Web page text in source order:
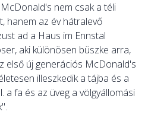
nem csak a téli
hanem az év hátralevő
ad a Haus im Ennstal
aki különösen büszke arra,
első új generációs McDonald's
illeszkedik a tájba és a
a fa és az üveg a völgyállomási